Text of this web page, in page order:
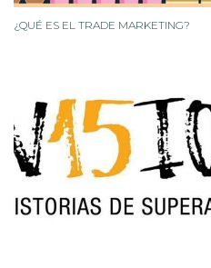
¿QUÉ ES EL TRADE MARKETING?